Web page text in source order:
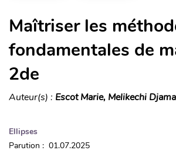
Maîtriser les
fondamentales de
2de
Auteur(s) : Escot Marie, Melikechi
Ellipses
Parution : 01.07.2025